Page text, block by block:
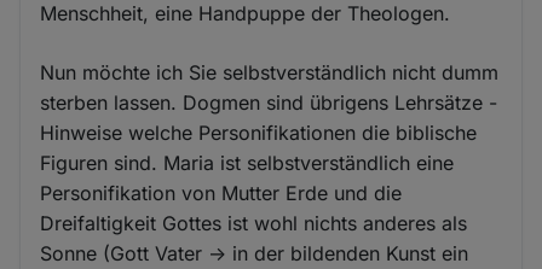
Menschheit, eine Handpuppe der Theologen.
Nun möchte ich Sie selbstverständlich nicht dumm
sterben lassen. Dogmen sind übrigens Lehrsätze -
Hinweise welche Personifikationen die biblische
Figuren sind. Maria ist selbstverständlich eine
Personifikation von Mutter Erde und die
Dreifaltigkeit Gottes ist wohl nichts anderes als
Sonne (Gott Vater -> in der bildenden Kunst ein